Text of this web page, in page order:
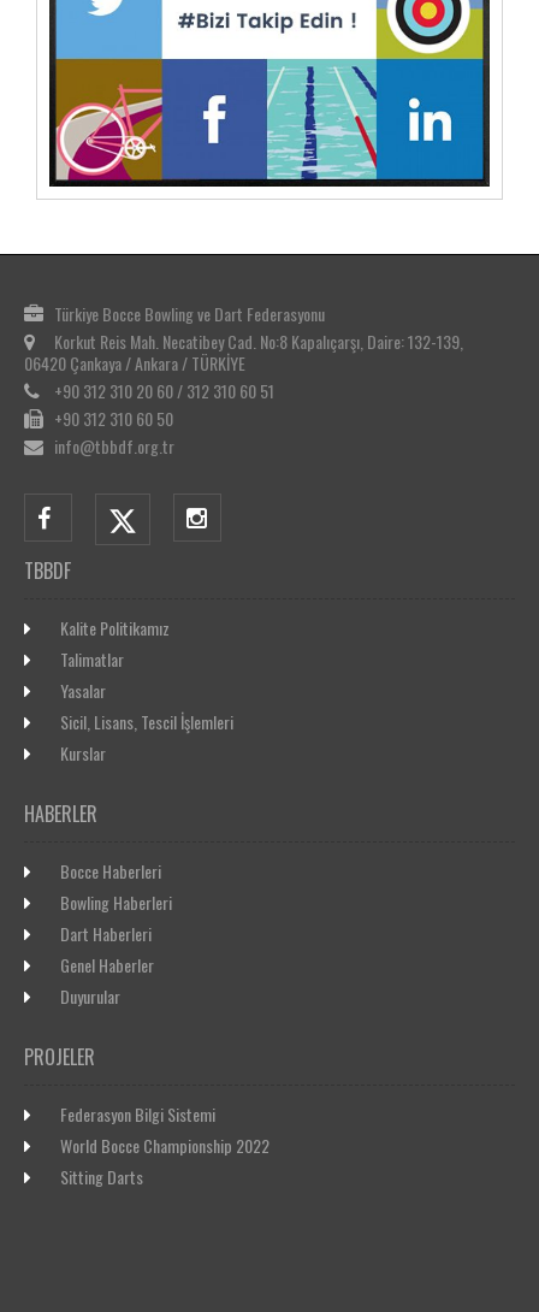
Türkiye Bocce Bowling ve Dart Federasyonu
Korkut Reis Mah. Necatibey Cad. No:8 Kapalıçarşı, Daire: 132-139,
06420 Çankaya / Ankara / TÜRKİYE
+90 312 310 20 60 / 312 310 60 51
+90 312 310 60 50
info@tbbdf.org.tr
TBBDF
Kalite Politikamız
Talimatlar
Yasalar
Sicil, Lisans, Tescil İşlemleri
Kurslar
HABERLER
Bocce Haberleri
Bowling Haberleri
Dart Haberleri
Genel Haberler
Duyurular
PROJELER
Federasyon Bilgi Sistemi
World Bocce Championship 2022
Sitting Darts